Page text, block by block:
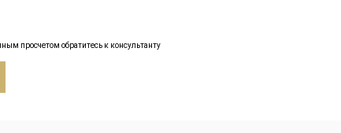
просчетом обратитесь к консультанту